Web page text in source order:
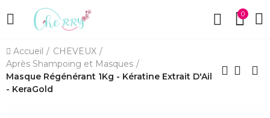
0
Accueil
CHEVEUX
Après Shampoing et Masques
Masque Régénérant 1Kg - Kératine Extrait D'Ail
- KeraGold